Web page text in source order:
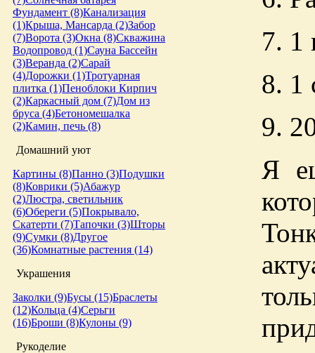
Фундамент (8)Канализация
(1)Крыша, Мансарда (2)Забор
(7)Ворота (3)Окна (8)Скважина
Водопровод (1)Сауна Бассейн
(3)Веранда (2)Сарай
(4)Дорожки (1)Тротуарная
плитка (1)Пеноблоки Кирпич
(2)Каркасный дом (7)Дом из
бруса (4)Бетономешалка
(2)Камин, печь (8)
Домашний уют
Картины (8)Панно (3)Подушки
(8)Коврики (5)Абажур
(2)Люстра, светильник
(6)Обереги (5)Покрывало,
Скатерти (7)Тапочки (3)Шторы
(9)Сумки (8)Другое
(36)Комнатные растения (14)
Украшения
Заколки (9)Бусы (15)Браслеты
(12)Кольца (4)Серьги
(16)Броши (8)Кулоны (9)
Рукоделие
7. 1
8. 1
9.
Я